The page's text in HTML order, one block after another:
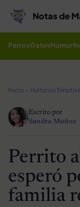
Notas de
PerrosGatosHumor
Inicio Historias
Escrito por
Sandra Muñoz
Perrito
esperó
familia